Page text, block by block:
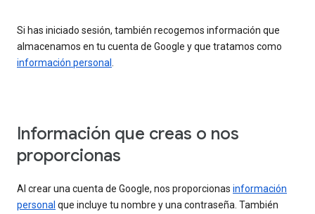
Si has iniciado sesión, también recogemos información que
almacenamos en tu cuenta de Google y que tratamos como
información personal.
Información que creas o nos
proporcionas
Al crear una cuenta de Google, nos proporcionas información
personal que incluye tu nombre y una contraseña. También